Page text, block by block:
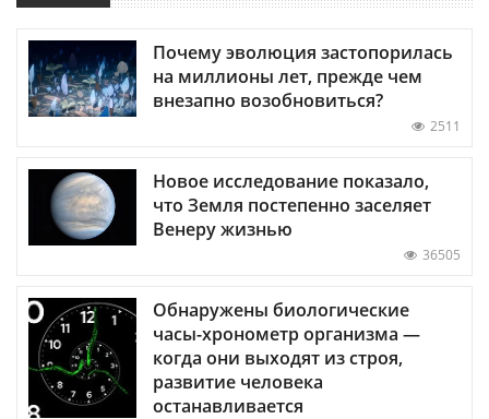
Почему эволюция застопорилась
на миллионы лет, прежде чем
внезапно возобновиться?
2511
Новое исследование показало,
что Земля постепенно заселяет
Венеру жизнью
36505
Обнаружены биологические
часы-хронометр организма —
когда они выходят из строя,
развитие человека
останавливается